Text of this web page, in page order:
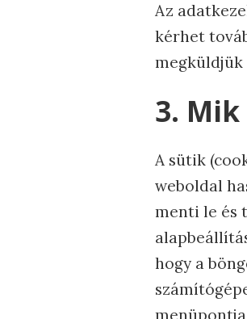
Az
kérhet
megküldjük
3.
A sütik
weboldal
menti le és
hogy a